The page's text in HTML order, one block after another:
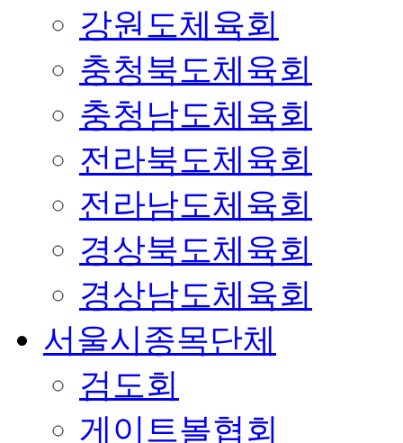
강원도체육회
충청북도체육회
충청남도체육회
전라북도체육회
전라남도체육회
경상북도체육회
경상남도체육회
서울시종목단체
검도회
게이트볼협회